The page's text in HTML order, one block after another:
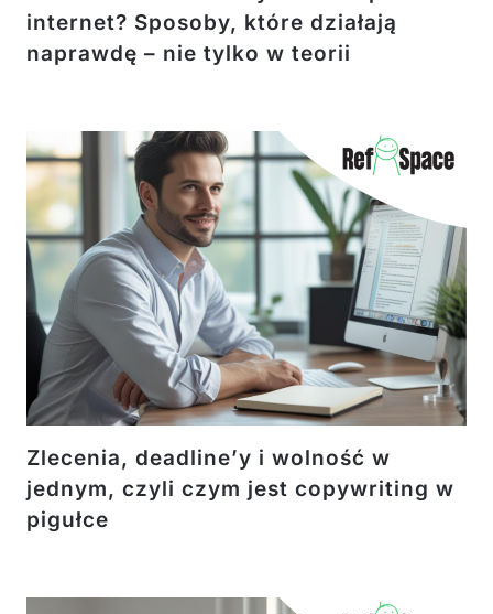
internet? Sposoby, które działają
naprawdę – nie tylko w teorii
Zlecenia, deadline’y i wolność w
jednym, czyli czym jest copywriting w
pigułce